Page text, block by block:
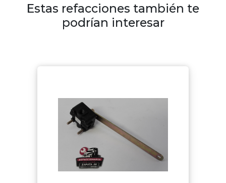
Estas refacciones también te
podrían interesar